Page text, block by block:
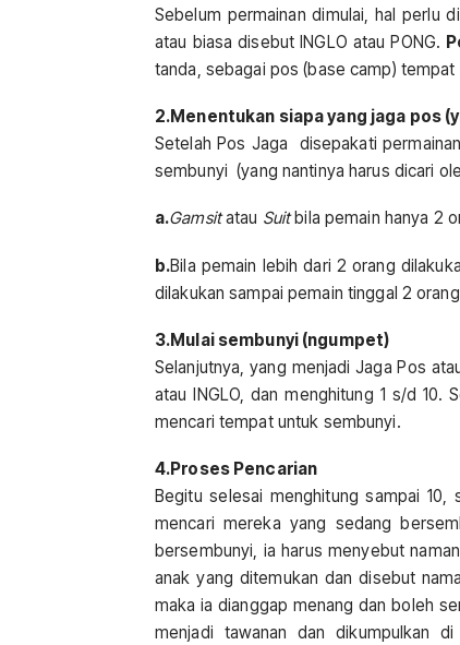
Sebelum permainan dimulai, hal perlu
atau biasa disebut INGLO atau PONG.
tanda, sebagai pos (base camp) tempat
2.Menentukan siapa yang jaga pos
Setelah Pos Jaga disepakati
sembunyi (yang nantinya harus dicari
a.Gamsitatau Suit bila pemain hanya 2
b.Bila pemain lebih dari 2 orang
dilakukan sampai pemain tinggal 2
3.Mulai sembunyi (ngumpet)
Selanjutnya, yang menjadi Jaga Pos
atau INGLO, dan menghitung 1 s/d 10.
mencari tempat untuk sembunyi.
4.Proses Pencarian
Begitu selesai menghitung sampai
mencari mereka yang sedang
bersembunyi, ia harus menyebut
anak yang ditemukan dan disebut
maka ia dianggap menang dan boleh
menjadi tawanan dan dikumpulkan